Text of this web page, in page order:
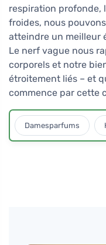
respiration profonde,
froides, nous
atteindre un meilleur
Le nerf vague nous
corporels et notre
étroitement liés – et
commence par cette
Damesparfums